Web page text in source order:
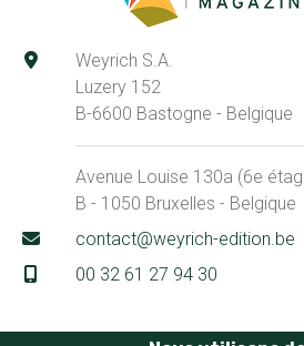
Weyrich S.A.
Luzery 152
B-6600 Bastogne - Belgique
Avenue Louise 130a (6e
B - 1050 Bruxelles - Belgique
contact@weyrich-edition.be
00 32 61 27 94 30